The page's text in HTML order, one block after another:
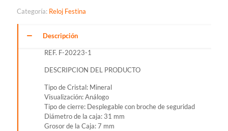
PARA
DAMA
REF.
Categoría: Reloj Festina
Descripción
REF. F-20223-1
DESCRIPCION DEL PRODUCTO
Tipo de Cristal: Mineral
Visualización: Análogo
Tipo de cierre: Desplegable con broche de seguridad
Diámetro de la caja: 31 mm
Grosor de la Caja: 7 mm